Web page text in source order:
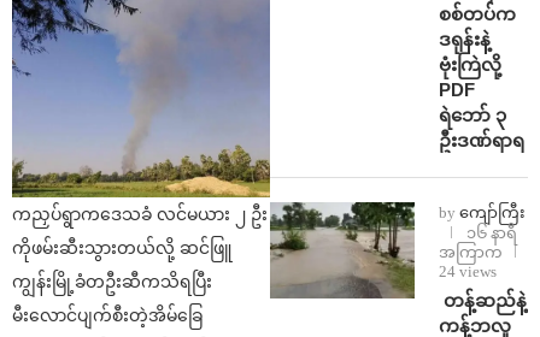
ကညှပ်ရွာကဒေသခံ လင်မယား ၂ ဦး
ကိုဖမ်းဆီးသွားတယ်လို့ ဆင်ဖြူ
ကျွန်းမြို့ခံတဦးဆီကသိရပြီး
မီးလောင်ပျက်စီးတဲ့အိမ်ခြေ
စစ်တပ်က
ဒရုန်းနဲ့
ဗုံးကြဲလို့
PDF
ရဲဘော် ၃
ဦးဒဏ်ရာရ
by ကျော်ကြီး
၁၆ နာရီ
အကြာက
24 views
⁩ ⁨တန့်ဆည်နဲ့
ကန့်ဘလူ